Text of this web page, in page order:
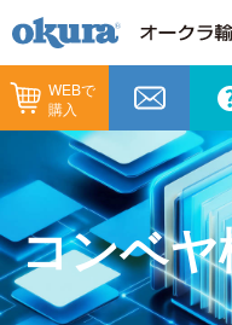
WEBで
購入
製品情報
製品情報
コンベヤ機器
コンベヤ機器を探す
納入事例
納入事例
全業種
メンテナンス
カタログ／CAD
コンベ